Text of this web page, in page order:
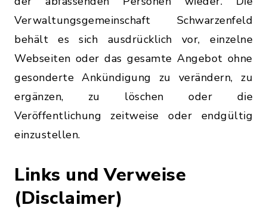
Verwaltungsgemeinschaft Schwarzenfeld
behält es sich ausdrücklich vor, einzelne
Webseiten oder das gesamte Angebot ohne
gesonderte Ankündigung zu verändern, zu
ergänzen, zu löschen oder die
Veröffentlichung zeitweise oder endgültig
einzustellen.
Links und Verweise
(Disclaimer)